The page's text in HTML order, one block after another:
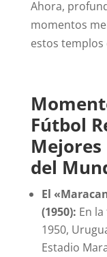
Ahora,
momentos
estos
Fútbol
Mejores
del
El
(1950): En
1950,
Estadio